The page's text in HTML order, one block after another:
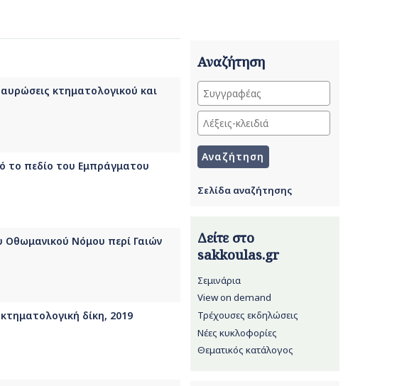
κτηματολογικού και
το πεδίο του Εμπράγματου
Νόμου περί Γαιών
δίκη, 2019
Αναζήτηση
Σελίδα αναζήτησης
Δείτε στο
sakkoulas.gr
Σεμινάρια
View on demand
Τρέχουσες εκδηλώσεις
Νέες κυκλοφορίες
Θεματικός κατάλογος